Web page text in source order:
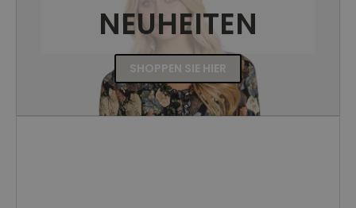
NEUHEITEN
SHOPPEN SIE HIER